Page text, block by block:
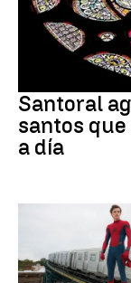
Santoral
santos
a día